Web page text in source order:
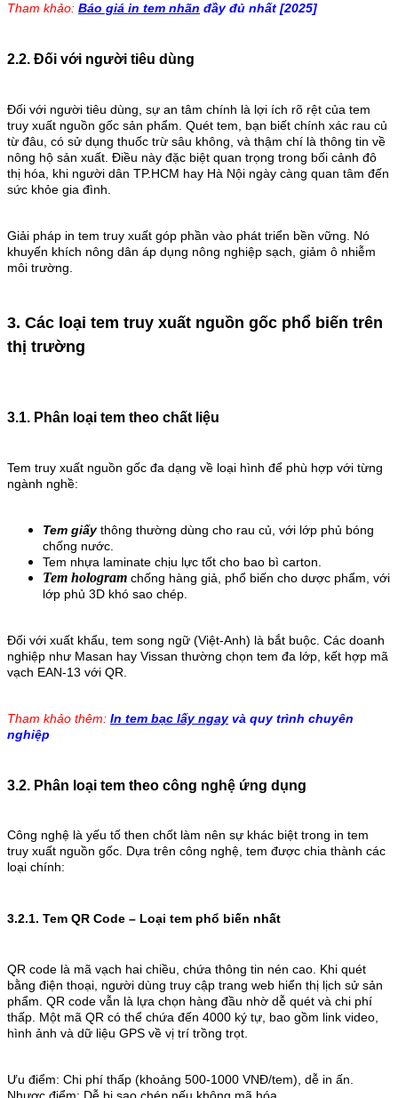
Tham khảo: Báo giá in tem nhãn đầy đủ nhất [2025]
2.2. Đối với người tiêu dùng
Đối với người tiêu dùng, sự an tâm chính là lợi ích rõ rệt của tem
truy xuất nguồn gốc sản phẩm. Quét tem, bạn biết chính xác rau củ
từ đâu, có sử dụng thuốc trừ sâu không, và thậm chí là thông tin về
nông hộ sản xuất. Điều này đặc biệt quan trọng trong bối cảnh đô
thị hóa, khi người dân TP.HCM hay Hà Nội ngày càng quan tâm đến
sức khỏe gia đình.
Giải pháp in tem truy xuất góp phần vào phát triển bền vững. Nó
khuyến khích nông dân áp dụng nông nghiệp sạch, giảm ô nhiễm
môi trường.
3. Các loại tem truy xuất nguồn gốc phổ biến trên
thị trường
3.1. Phân loại tem theo chất liệu
Tem truy xuất nguồn gốc đa dạng về loại hình để phù hợp với từng
ngành nghề:
Tem giấythông thường dùng cho rau củ, với lớp phủ bóng
chống nước.
Tem nhựa laminate chịu lực tốt cho bao bì carton.
Tem hologram chống hàng giả, phổ biến cho dược phẩm, với
lớp phủ 3D khó sao chép.
Đối với xuất khẩu, tem song ngữ (Việt-Anh) là bắt buộc. Các doanh
nghiệp như Masan hay Vissan thường chọn tem đa lớp, kết hợp mã
vạch EAN-13 với QR.
Tham khảo thêm: In tem bạc lấy ngayvà quy trình chuyên
nghiệp
3.2. Phân loại tem theo công nghệ ứng dụng
Công nghệ là yếu tố then chốt làm nên sự khác biệt trong in tem
truy xuất nguồn gốc. Dựa trên công nghệ, tem được chia thành các
loại chính:
3.2.1. Tem QR Code – Loại tem phổ biến nhất
QR code là mã vạch hai chiều, chứa thông tin nén cao. Khi quét
bằng điện thoại, người dùng truy cập trang web hiển thị lịch sử sản
phẩm. QR code vẫn là lựa chọn hàng đầu nhờ dễ quét và chi phí
thấp. Một mã QR có thể chứa đến 4000 ký tự, bao gồm link video,
hình ảnh và dữ liệu GPS về vị trí trồng trọt.
Ưu điểm: Chi phí thấp (khoảng 500-1000 VNĐ/tem), dễ in ấn.